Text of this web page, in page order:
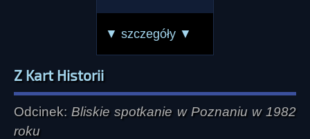
▼ szczegóły ▼
Z Kart Historii
Odcinek: Bliskie spotkanie w Poznaniu w 1982
roku